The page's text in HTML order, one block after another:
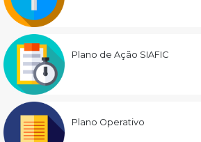
Plano de Ação SIAFIC
Plano Operativo